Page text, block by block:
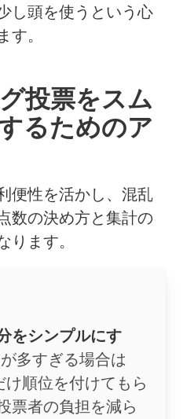
し頭を使うという心
す。
投票をスム
るためのア
便性を活かし、混乱
数の決め方と集計の
ります。
をシンプルにす
多すぎる場合は
け順位を付けてもら
票者の負担を減ら